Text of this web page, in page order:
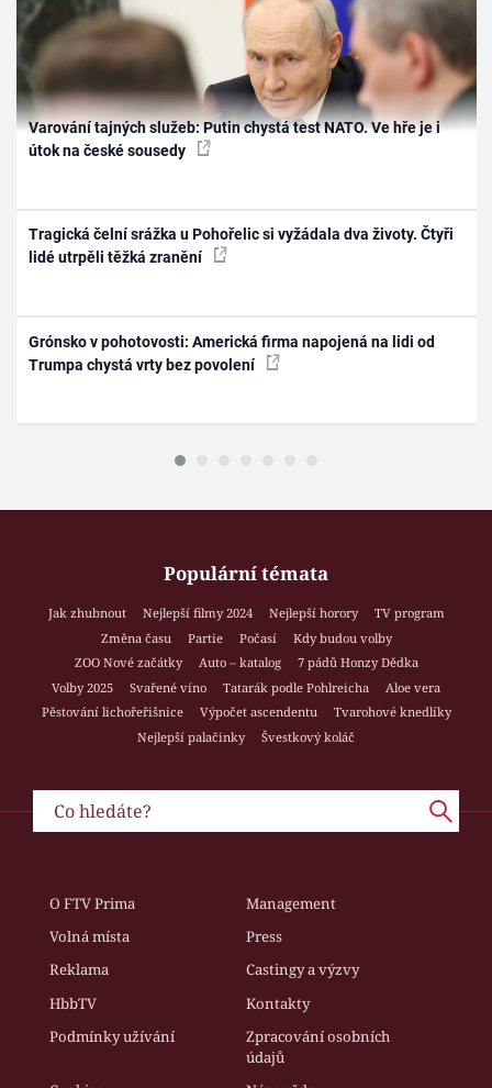
Varování tajných služeb: Putin chystá test NATO. Ve hře je i
útok na české sousedy
Tragická čelní srážka u Pohořelic si vyžádala dva životy. Čtyři
lidé utrpěli těžká zranění
Grónsko v pohotovosti: Americká firma napojená na lidi od
Trumpa chystá vrty bez povolení
Populární témata
Jak zhubnout Nejlepší filmy 2024 Nejlepší horory
TV program
Změna času
Partie Počasí
Kdy budou volby
ZOO Nové začátky
Auto – katalog
7 pádů Honzy Dědka
Volby 2025
Svařené víno Tatarák podle Pohlreicha
Aloe vera
Pěstování lichořeřišnice
Výpočet ascendentu
Tvarohové knedlíky
Nejlepší palačinky
Švestkový koláč
O FTV Prima
Management
Volná místa
Press
Reklama
Castingy a výzvy
HbbTV
Kontakty
Podmínky užívání
Zpracování osobních
údajů